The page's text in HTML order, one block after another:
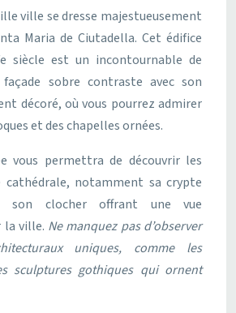
ville se dresse majestueusement
Maria de Ciutadella. Cet édifice
siècle est un incontournable de
sobre contraste avec son
décoré, où vous pourrez admirer
et des chapelles ornées.
vous permettra de découvrir les
cathédrale, notamment sa crypte
son clocher offrant une vue
la ville. Ne manquez pas d’observer
uniques, comme les
sculptures gothiques qui ornent